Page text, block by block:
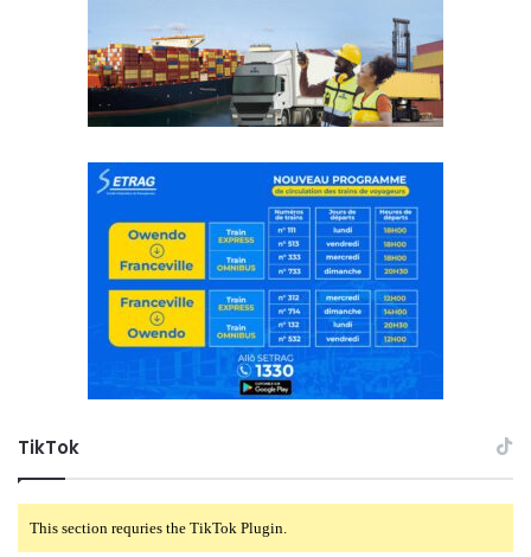
TikTok
This section requries the TikTok Plugin.